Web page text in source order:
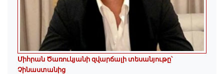
Միհրան Ծառուկյանի զվարճալի տեսանյութը՝
Չինաստանից